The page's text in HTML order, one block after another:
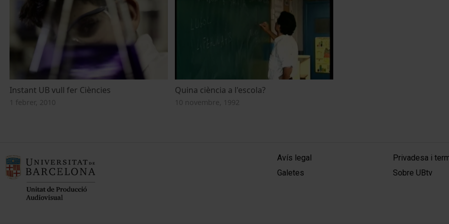
Instant UB vull fer Ciències
1 febrer, 2010
Quina ciència a l'escola?
10 novembre, 1992
MENÚ PEU 1
Avís legal
Galetes
PEU 2
Privadesa i
Sobre UBtv